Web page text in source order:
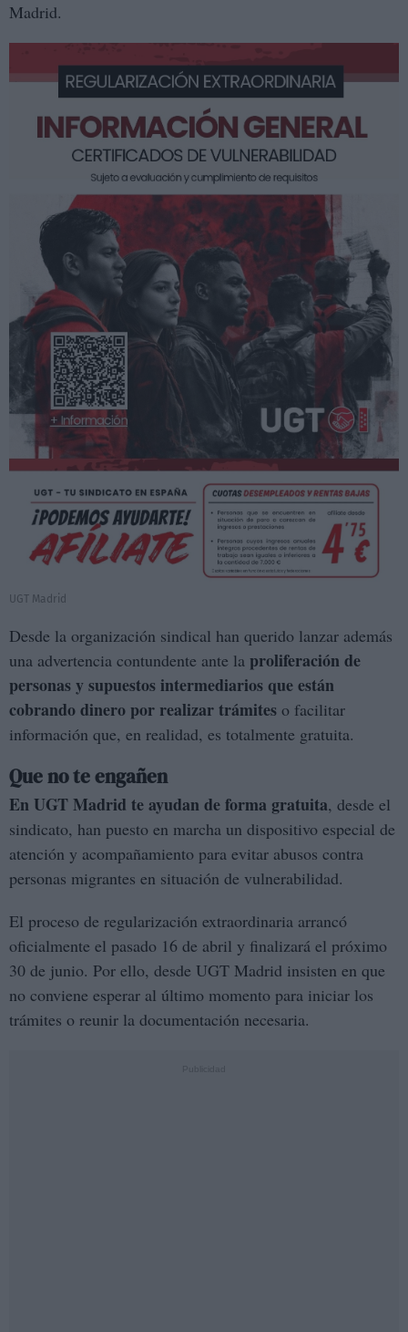
Madrid.
UGT Madrid
Desde la organización sindical han querido lanzar además
una advertencia contundente ante la proliferación de
personas y supuestos intermediarios que están
cobrando dinero por realizar trámites o facilitar
información que, en realidad, es totalmente gratuita.
Que no te engañen
En UGT Madrid te ayudan de forma gratuita, desde el
sindicato, han puesto en marcha un dispositivo especial de
atención y acompañamiento para evitar abusos contra
personas migrantes en situación de vulnerabilidad.
El proceso de regularización extraordinaria arrancó
oficialmente el pasado 16 de abril y finalizará el próximo
30 de junio. Por ello, desde UGT Madrid insisten en que
no conviene esperar al último momento para iniciar los
trámites o reunir la documentación necesaria.